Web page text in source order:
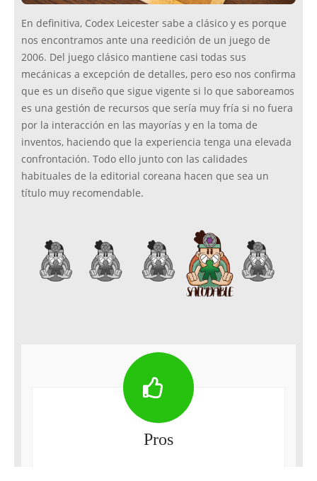
En definitiva, Codex Leicester sabe a clásico y es porque
nos encontramos ante una reedición de un juego de
2006. Del juego clásico mantiene casi todas sus
mecánicas a excepción de detalles, pero eso nos confirma
que es un diseño que sigue vigente si lo que saboreamos
es una gestión de recursos que sería muy fría si no fuera
por la interacción en las mayorías y en la toma de
inventos, haciendo que la experiencia tenga una elevada
confrontación. Todo ello junto con las calidades
habituales de la editorial coreana hacen que sea un
título muy recomendable.
Pros